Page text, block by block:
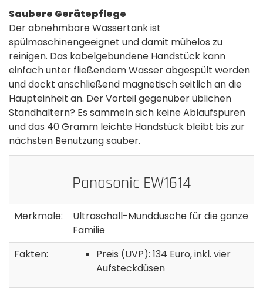
Saubere Gerätepflege
Der abnehmbare Wassertank ist
spülmaschinengeeignet und damit mühelos zu
reinigen. Das kabelgebundene Handstück kann
einfach unter fließendem Wasser abgespült werden
und dockt anschließend magnetisch seitlich an die
Haupteinheit an. Der Vorteil gegenüber üblichen
Standhaltern? Es sammeln sich keine Ablaufspuren
und das 40 Gramm leichte Handstück bleibt bis zur
nächsten Benutzung sauber.
Panasonic EW1614
Merkmale:
Ultraschall-Munddusche für die ganze
Familie
Fakten:
Preis (UVP): 134 Euro, inkl. vier
Aufsteckdüsen